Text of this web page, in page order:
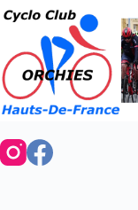
Passer
au
contenu